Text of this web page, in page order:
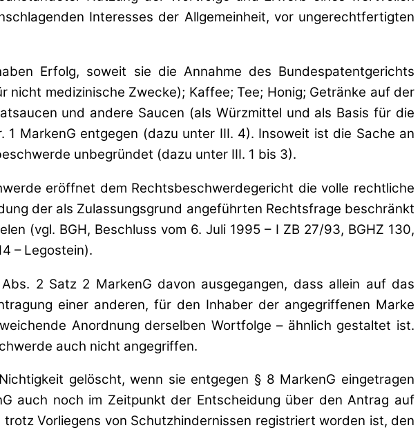
Interesses der Allgemeinheit, vor ungerechtfertigten
Erfolg, soweit sie die Annahme des Bundespatentgerichts
nicht medizinische Zwecke); Kaffee; Tee; Honig; Getränke auf der
und andere Saucen (als Würzmittel und als Basis für die
MarkenG entgegen (dazu unter III. 4). Insoweit ist die Sache an
unbegründet (dazu unter III. 1 bis 3).
eröffnet dem Rechtsbeschwerdegericht die volle rechtliche
der als Zulassungsgrund angeführten Rechtsfrage beschränkt
(vgl. BGH, Beschluss vom 6. Juli 1995 – I ZB 27/93, BGHZ 130,
– Legostein).
2 Satz 2 MarkenG davon ausgegangen, dass allein auf das
einer anderen, für den Inhaber der angegriffenen Marke
Anordnung derselben Wortfolge – ähnlich gestaltet ist.
auch nicht angegriffen.
gelöscht, wenn sie entgegen § 8 MarkenG eingetragen
auch noch im Zeitpunkt der Entscheidung über den Antrag auf
Vorliegens von Schutzhindernissen registriert worden ist, den